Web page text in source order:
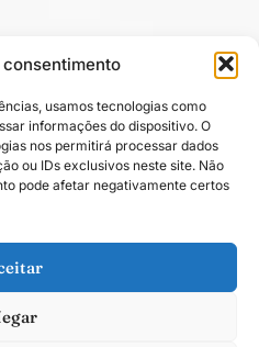
usamos tecnologias como
informações do dispositivo. O
nos permitirá processar dados
ou IDs exclusivos neste site. Não
pode afetar negativamente certos
conteúdo publicado em blogs, colunas